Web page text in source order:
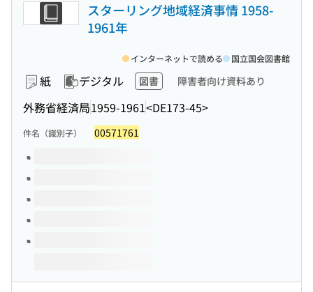
スターリング地域経済事情 1958-
1961年
紙 デジタル 図書 障害者向け資料あり
外務省経済局1959-1961<DE173-45>
インターネットで読める 国立国会図書館
件名（識別子） 00571761
このタイトルの巻号